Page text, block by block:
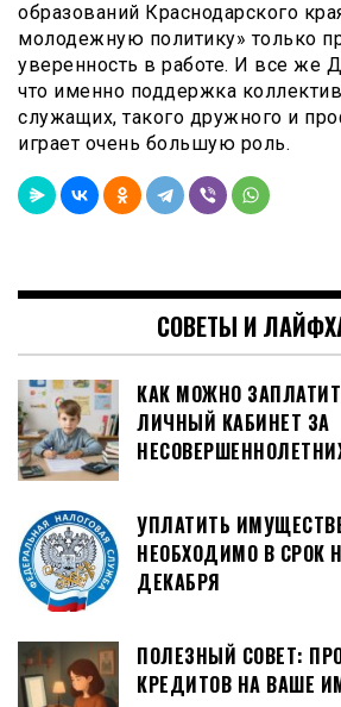
образований Краснодарского
молодежную политику» только
уверенность в работе. И все же
что именно поддержка
служащих, такого дружного и
играет очень большую роль.
СОВЕТЫ И
КАК МОЖНО
ЛИЧНЫЙ КАБИНЕТ ЗА
УПЛАТИТЬ
НЕОБХОДИМО В СРОК
ДЕКАБРЯ
ПОЛЕЗНЫЙ СОВЕТ:
КРЕДИТОВ НА ВАШЕ